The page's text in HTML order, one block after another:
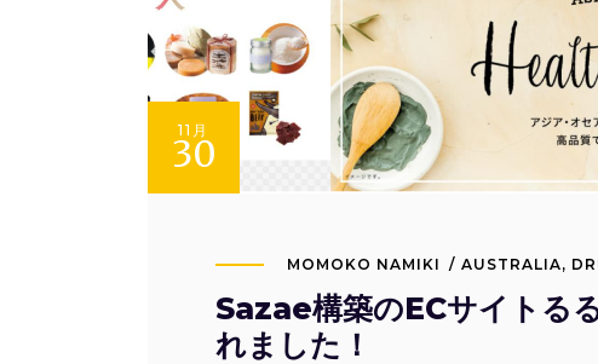
11月
30
MOMOKO NAMIKI AUSTRALIA,
Sazae構築のECサイトる
れました！